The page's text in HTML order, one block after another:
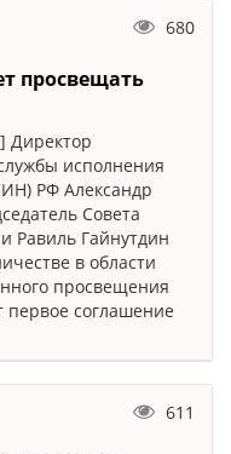
680
просвещать
Директор
исполнения
РФ Александр
Советa
Равиль Гайнутдин
в области
просвещения
первое соглашение
611